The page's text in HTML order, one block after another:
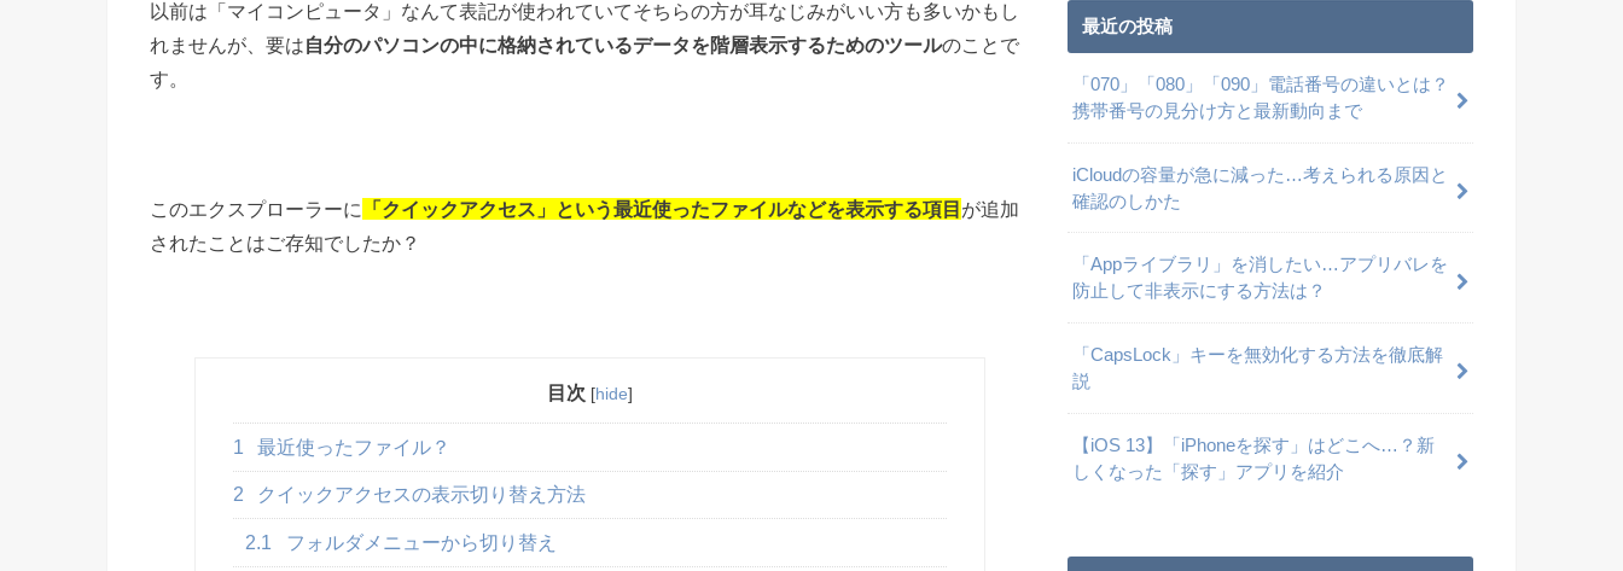
以前は「マイコンピュータ」なんて表記が使われていてそちらの方が耳なじみがいい方も多いかもし
れませんが、要は自分のパソコンの中に格納されているデータを階層表示するためのツールのことで
す。
このエクスプローラーに 「クイックアクセス」という最近使ったファイルなどを表示する項目 が追加
されたことはご存知でしたか？
目次 [hide]
1 最近使ったファイル？
2 クイックアクセスの表示切り替え方法
2.1 フォルダメニューから切り替え
最近の投稿
「070」「080」「090」電話番号の違いとは？
携帯番号の見分け方と最新動向まで
iCloudの容量が急に減った…考えられる原因と
確認のしかた
「Appライブラリ」を消したい…アプリバレを
防止して非表示にする方法は？
「CapsLock」キーを無効化する方法を徹底解
説
【iOS 13】「iPhoneを探す」はどこへ…？新
しくなった「探す」アプリを紹介